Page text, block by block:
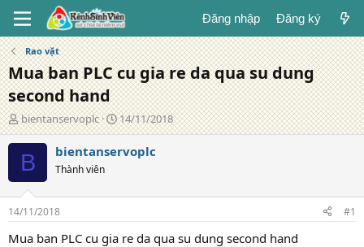
Đăng nhập Đăng ký
Rao vặt
Mua ban PLC cu gia re da qua su dung
second hand
T
á
c
g
ả
bientanservoplc
N
g
à
g
14/11/2018
B bientanservoplc
Thành viên
14/11/2018 #1
Mua ban PLC cu gia re da qua su dung second hand